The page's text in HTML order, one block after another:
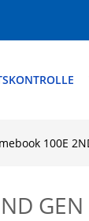
100E